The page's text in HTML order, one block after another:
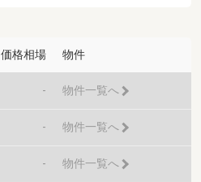
価格相場 物件
- 物件一覧へ
- 物件一覧へ
- 物件一覧へ